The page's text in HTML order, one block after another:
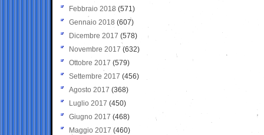
Febbraio 2018 (571)
Gennaio 2018 (607)
Dicembre 2017 (578)
Novembre 2017 (632)
Ottobre 2017 (579)
Settembre 2017 (456)
Agosto 2017 (368)
Luglio 2017 (450)
Giugno 2017 (468)
Maggio 2017 (460)